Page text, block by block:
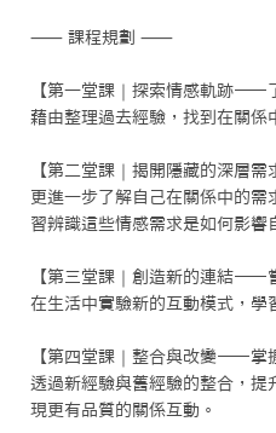
⸺ 課程規劃 ⸺
【第一堂課｜探索情感軌跡——
藉由整理過去經驗，找到在關係
【第二堂課｜揭開隱藏的深層
更進一步了解自己在關係中的需
習辨識這些情感需求是如何影響
【第三堂課｜創造新的連結——
在生活中實驗新的互動模式，學
【第四堂課｜整合與改變——掌
透過新經驗與舊經驗的整合，提
現更有品質的關係互動。